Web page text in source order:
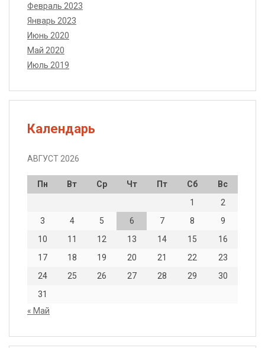
Февраль 2023
Январь 2023
Июнь 2020
Май 2020
Июль 2019
Календарь
АВГУСТ 2026
Пн Вт Ср Чт Пт Сб
Вс
1
2
3
4 5 6 7 8
9
10
11 12 13 14 15
16
17
18 19 20 21 22
23
24
25 26 27 28 29
30
31
« Май